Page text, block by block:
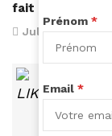
fait pour vous
July 20, 2017
Prénom *
Email *